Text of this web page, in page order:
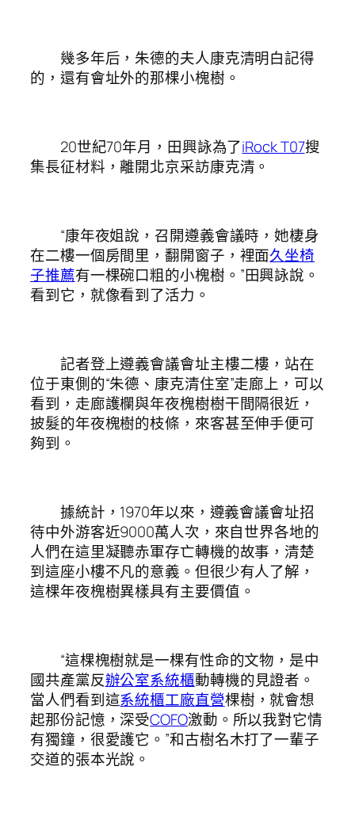
幾多年后，朱德的夫人康克清明白記得
的，還有會址外的那棵小槐樹。
20世紀70年月，田興詠為了iRock T07搜
集長征材料，離開北京采訪康克清。
“康年夜姐說，召開遵義會議時，她棲身
在二樓一個房間里，翻開窗子，裡面久坐椅
子推薦有一棵碗口粗的小槐樹。”田興詠說。
看到它，就像看到了活力。
記者登上遵義會議會址主樓二樓，站在
位于東側的“朱德、康克清住室”走廊上，可以
看到，走廊護欄與年夜槐樹樹干間隔很近，
披髮的年夜槐樹的枝條，來客甚至伸手便可
夠到。
據統計，1970年以來，遵義會議會址招
待中外游客近9000萬人次，來自世界各地的
人們在這里凝聽赤軍存亡轉機的故事，清楚
到這座小樓不凡的意義。但很少有人了解，
這棵年夜槐樹異樣具有主要價值。
“這棵槐樹就是一棵有性命的文物，是中
國共產黨反辦公室系統櫃動轉機的見證者。
當人們看到這系統櫃工廠直營棵樹，就會想
起那份記憶，深受COFO激動。所以我對它情
有獨鐘，很愛護它。”和古樹名木打了一輩子
交道的張本光說。